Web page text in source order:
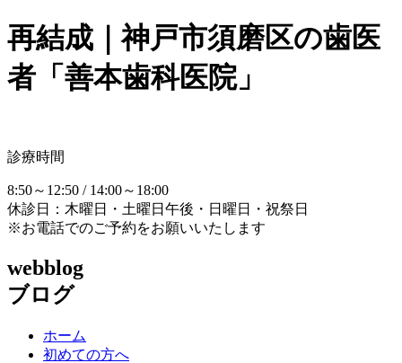
再結成｜神戸市須磨区の歯医
者「善本歯科医院」
診療時間
8:50～12:50 / 14:00～18:00
休診日：木曜日・土曜日午後・日曜日・祝祭日
※お電話でのご予約をお願いいたします
webblog
ブログ
ホーム
初めての方へ